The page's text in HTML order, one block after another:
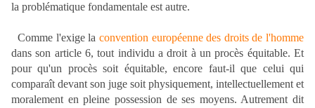
la problématique fondamentale est autre.
Comme l'exige la convention européenne des droits de l'homme
dans son article 6, tout individu a droit à un procès équitable. Et
pour qu'un procès soit équitable, encore faut-il que celui qui
comparaît devant son juge soit physiquement, intellectuellement et
moralement en pleine possession de ses moyens. Autrement dit